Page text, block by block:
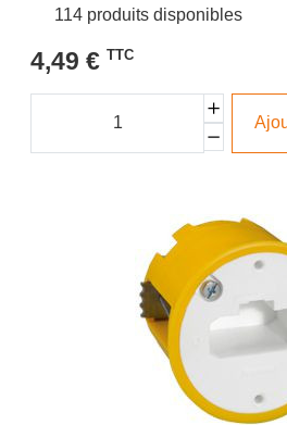
114 produits disponibles
4,49 € TTC